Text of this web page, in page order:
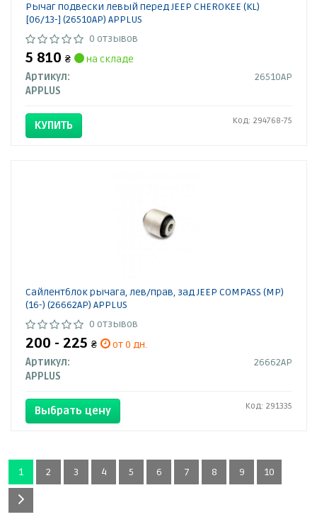
Рычаг подвески левый перед JEEP CHEROKEE (KL)
[06/13-] (26510AP) APPLUS
0 отзывов
5 810 ₴
на складе
Артикул:
26510AP
APPLUS
КУПИТЬ Код: 294768-75
Сайлентблок рычага, лев/прав, зад JEEP COMPASS (MP)
(16-) (26662AP) APPLUS
0 отзывов
200 - 225 ₴
от 0 дн.
Артикул:
26662AP
APPLUS
Выбрать цену Код: 291335
1 2 3 4 5 6 7 8 9 10